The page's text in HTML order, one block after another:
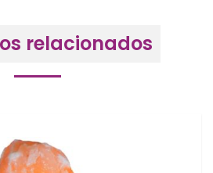
relacionados